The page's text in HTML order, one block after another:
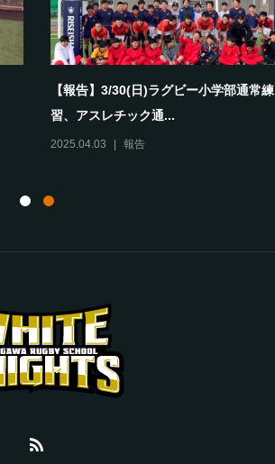
【報告】3/30(日)ラグビー小学部通常練
習、アスレチック通...
2025.04.03 報告